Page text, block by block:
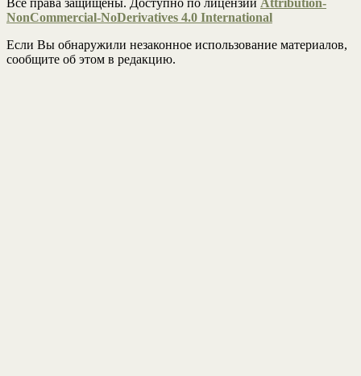
Все права защищены. Доступно по лицензии Attribution-
NonCommercial-NoDerivatives 4.0 International
Если Вы обнаружили незаконное использование материалов,
сообщите об этом в редакцию.